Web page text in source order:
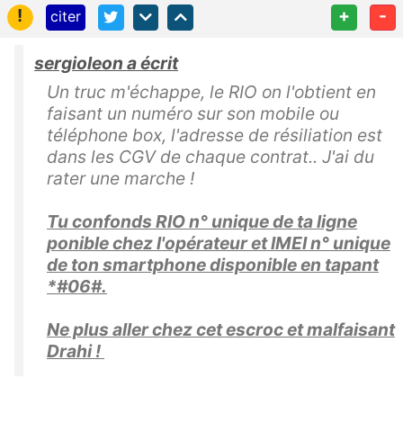
!
citer + -
sergioleon a écrit
Un truc m'échappe, le RIO on l'obtient en
faisant un numéro sur son mobile ou
téléphone box, l'adresse de résiliation est
dans les CGV de chaque contrat.. J'ai du
rater une marche !
Tu confonds RIO n° unique de ta ligne
ponible chez l'opérateur et IMEI n° unique
de ton smartphone disponible en tapant
*#06#.
Ne plus aller chez cet escroc et malfaisant
Drahi !